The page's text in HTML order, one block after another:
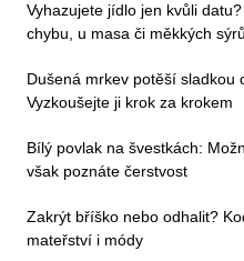
Vyhazujete jídlo jen kvůli
chybu, u masa či měkkých
Dušená mrkev potěší sladkou
Vyzkoušejte ji krok za krokem
Bílý povlak na švestkách:
však poznáte čerstvost
Zakrýt bříško nebo odhalit?
mateřství i módy